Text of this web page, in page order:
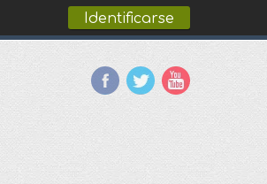
Identificarse